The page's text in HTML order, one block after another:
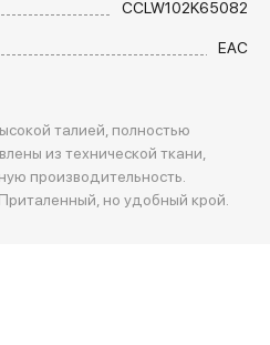
CCLW102K65082
EAC
талией, полностью
из технической ткани,
производительность.
но удобный крой.